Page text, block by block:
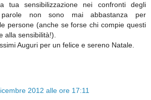
tua sensibilizzazione nei confronti degli
non sono mai abbastanza per
persone (anche se forse chi compie questi
alla sensibilità!).
Auguri per un felice e sereno Natale.
2012 alle ore 17:11